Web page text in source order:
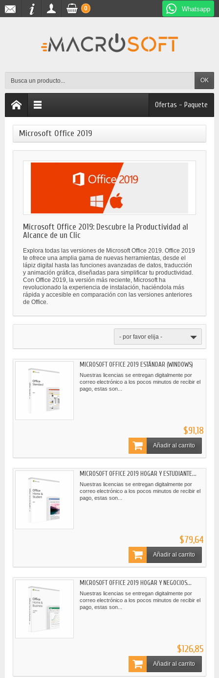
Whatsapp
OK
0
Ofertas - Paquete
Microsoft Office 2019
Microsoft Office 2019: Descubre la Productividad al
Alcance de un Clic
Explora todas las versiones de Microsoft Office 2019. Office 2019
te ofrece una amplia gama de nuevas herramientas, desde el
lápiz digital hasta las funciones avanzadas de datos, traducción
y animación gráfica, diseñadas para simplificar tu productividad.
Con Office 2019, la versión más reciente, Microsoft ha
revolucionado la experiencia de instalación, haciéndola más
rápida y accesible en comparación con las versiones anteriores
de Office.
- por favor elija -
MICROSOFT OFFICE 2019 ESTÁNDAR (WINDOWS)
Nuestras licencias se entregan digitalmente por
correo electrónico a los pocos minutos de recibir el
pago, estas son...
$91,18
Añadir al carrito
MICROSOFT OFFICE 2019 HOGAR Y ESTUDIANTE...
Nuestras licencias se entregan digitalmente por
correo electrónico a los pocos minutos de recibir el
pago, estas son...
$79,64
Añadir al carrito
MICROSOFT OFFICE 2019 HOGAR Y NEGOCIOS...
Nuestras licencias se entregan digitalmente por
correo electrónico a los pocos minutos de recibir el
pago, estas son...
$126,85
Añadir al carrito